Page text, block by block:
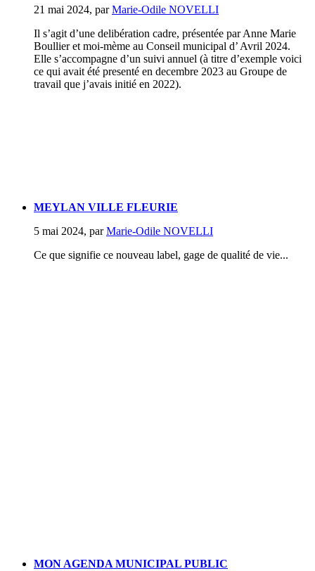
21 mai 2024, parMarie-Odile NOVELLI
Il s’agit d’une delibération cadre, présentée par Anne Marie
Boullier et moi-mème au Conseil municipal d’ Avril 2024.
Elle s’accompagne d’un suivi annuel (à titre d’exemple voici
ce qui avait été presenté en decembre 2023 au Groupe de
travail que j’avais initié en 2022).
MEYLAN VILLE FLEURIE
5 mai 2024, parMarie-Odile NOVELLI
Ce que signifie ce nouveau label, gage de qualité de vie...
MON AGENDA MUNICIPAL PUBLIC